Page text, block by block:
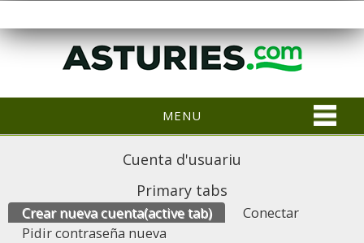
MENU
Cuenta d'usuariu
Primary tabs
Crear nueva cuenta(active tab)
Conectar
Pidir contraseña nueva